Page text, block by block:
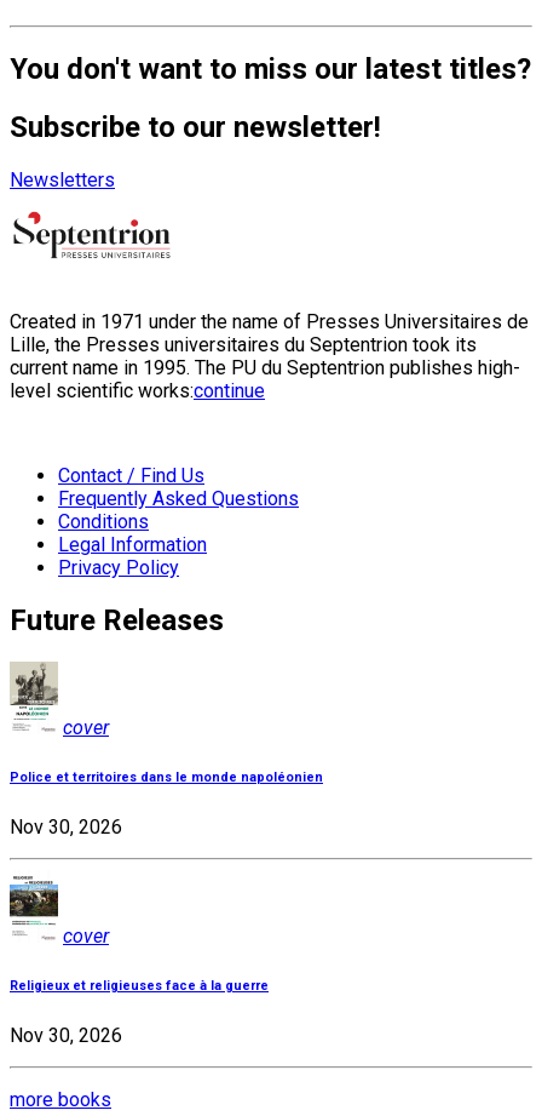
You don't want to miss our latest titles?
Subscribe to our newsletter!
Newsletters
Created in 1971 under the name of Presses Universitaires de
Lille, the Presses universitaires du Septentrion took its
current name in 1995. The PU du Septentrion publishes high-
level scientific works:continue
Contact / Find Us
Frequently Asked Questions
Conditions
Legal Information
Privacy Policy
Future Releases
cover
Police et territoires dans le monde napoléonien
Nov 30, 2026
cover
Religieux et religieuses face à la guerre
Nov 30, 2026
more books